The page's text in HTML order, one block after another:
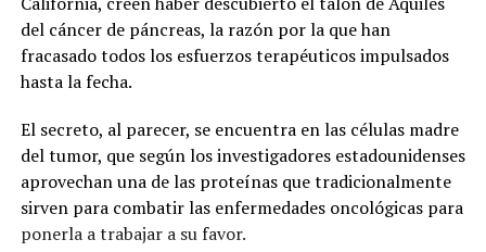
del cáncer de páncreas, la razón por la que han
fracasado todos los esfuerzos terapéuticos impulsados
hasta la fecha.
El secreto, al parecer, se encuentra en las células madre
del tumor, que según los investigadores estadounidenses
aprovechan una de las proteínas que tradicionalmente
sirven para combatir las enfermedades oncológicas para
ponerla a trabajar a su favor.